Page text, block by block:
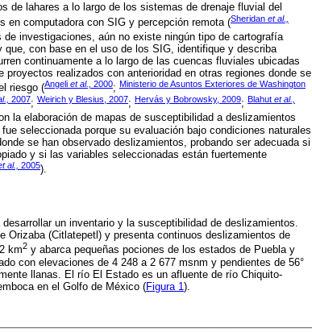
de lahares a lo largo de los sistemas de drenaje fluvial del
en computadora con SIG y percepción remota (Sheridan et al.,
investigaciones, aún no existe ningún tipo de cartografía
con base en el uso de los SIG, identifique y describa
continuamente a lo largo de las cuencas fluviales ubicadas
realizados con anterioridad en otras regiones donde se
riesgo (Angeli et al., 2000; Ministerio de Asuntos Exteriores de Washington
2007; Weirich y Blesius, 2007; Hervás y Bobrowsky, 2009; Blahut et al.,
la elaboración de mapas de susceptibilidad a deslizamientos
seleccionada porque su evaluación bajo condiciones naturales
se han observado deslizamientos, probando ser adecuada si
y si las variables seleccionadas están fuertemente
al., 2005).
un inventario y la susceptibilidad de deslizamientos.
(Citlatepetl) y presenta continuos deslizamientos de
km2 y abarca pequeñas pociones de los estados de Puebla y
con elevaciones de 4 248 a 2 677 msnm y pendientes de 56°
llanas. El río El Estado es un afluente de río Chiquito-
en el Golfo de México (Figura 1).